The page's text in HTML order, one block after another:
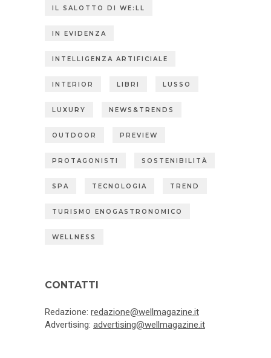
IL SALOTTO DI WE:LL
IN EVIDENZA
INTELLIGENZA ARTIFICIALE
INTERIOR LIBRI LUSSO
LUXURY NEWS&TRENDS
OUTDOOR PREVIEW
PROTAGONISTI SOSTENIBILITÀ
SPA TECNOLOGIA TREND
TURISMO ENOGASTRONOMICO
WELLNESS
CONTATTI
Redazione: redazione@wellmagazine.it
Advertising: advertising@wellmagazine.it